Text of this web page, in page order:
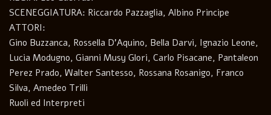
SCENEGGIATURA: Riccardo Pazzaglia, Albino Principe
ATTORI:
Gino Buzzanca, Rossella D’Aquino, Bella Darvi, Ignazio Leone,
Lucia Modugno, Gianni Musy Glori, Carlo Pisacane, Pantaleon
Perez Prado, Walter Santesso, Rossana Rosanigo, Franco
Silva, Amedeo Trilli
Ruoli ed Interpreti